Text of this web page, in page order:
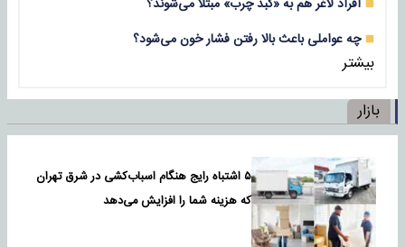
افراد لاغر هم به «کبد چرب» مبتلا می‌شوند؟
چه عواملی باعث بالا رفتن فشار خون می‌شود؟
بیشتر
بازار
۵ اشتباه رایج هنگام اسباب‌کشی در شرق تهران
که هزینه شما را افزایش می‌دهد